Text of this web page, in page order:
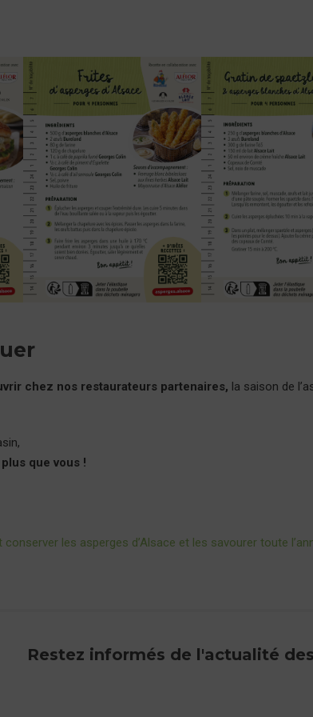
chez nos restaurateurs partenaires, la saison de
que vous !
conserver les asperges d’Alsace et les savourer toute
Restez informés de l'actualité